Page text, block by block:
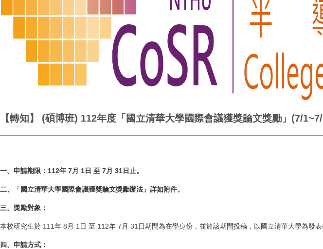
【轉知】 (碩博班) 112年度「國立清華大學國際會議獲獎論文獎勵」(7/
一、申請期限：112年 7月 1日 至 7月 31日止。
二、「國立清華大學國際會議獲獎論文獎勵辦法」詳如附件。
三、獎勵對象：
本校研究生於 111年 8月 1日 至 112年 7月 31日期間為在學身份，並於該期間投稿，以國立清華大學為發
四、申請方式：